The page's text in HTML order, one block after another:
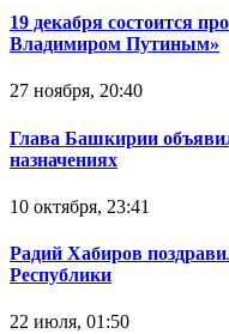
19 декабря состоится
Владимиром Путиным»
27 ноября, 20:40
Глава Башкирии
назначениях
10 октября, 23:41
Радий Хабиров
Республики
22 июля, 01:50